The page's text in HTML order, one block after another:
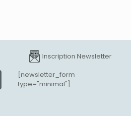
Inscription Newsletter
[newsletter_form
type="minimal"]